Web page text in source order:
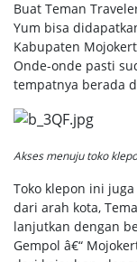
Buat Teman
Yum bisa
Kabupaten
Onde-onde pasti
tempatnya berada
Akses menuju toko
Toko klepon ini
dari arah kota,
lanjutkan dengan
Gempol â€“